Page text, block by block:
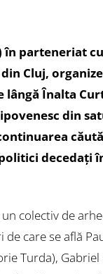
în parteneriat
Cluj,
Înalta
din
decedaţi
colectiv de
care se află
Turda),